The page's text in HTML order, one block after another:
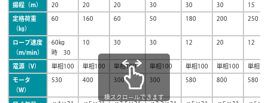
揚程（m） 20 20 20 30 30 30 15
定格荷重
（㎏）
60 160 60 50 180 200 250
ロープ速度
（m/min）
60㎏
時 30
10 30 30 12 20 12
電源（V） 単相100 単相100 単相100 単相100 単相100 単相100 単相
モータ
（W）
530 400 300 300 580 800 580
横スクロールできます